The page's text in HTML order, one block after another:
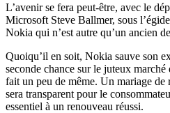
L’avenir se fera peut-être, avec le
Microsoft Steve Ballmer, sous
Nokia qui n’est autre qu’un ancien
Quoiqu’il en soit, Nokia sauve son
seconde chance sur le juteux
fait un peu de même. Un mariage de
sera transparent pour le
essentiel à un renouveau réussi.